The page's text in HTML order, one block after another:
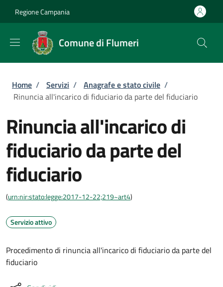
Regione Campania
Comune di Flumeri
Briciole di pane
Home / Servizi / Anagrafe e stato civile /
Rinuncia all'incarico di fiduciario da parte del fiduciario
Rinuncia all'incarico di
fiduciario da parte del
fiduciario
(urn:nir:stato:legge:2017-12-22;219~art4)
Servizio attivo
Procedimento di rinuncia all'incarico di fiduciario da parte del
fiduciario